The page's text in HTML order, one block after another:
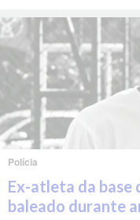
Polícia
Ex-atleta da base
baleado durante